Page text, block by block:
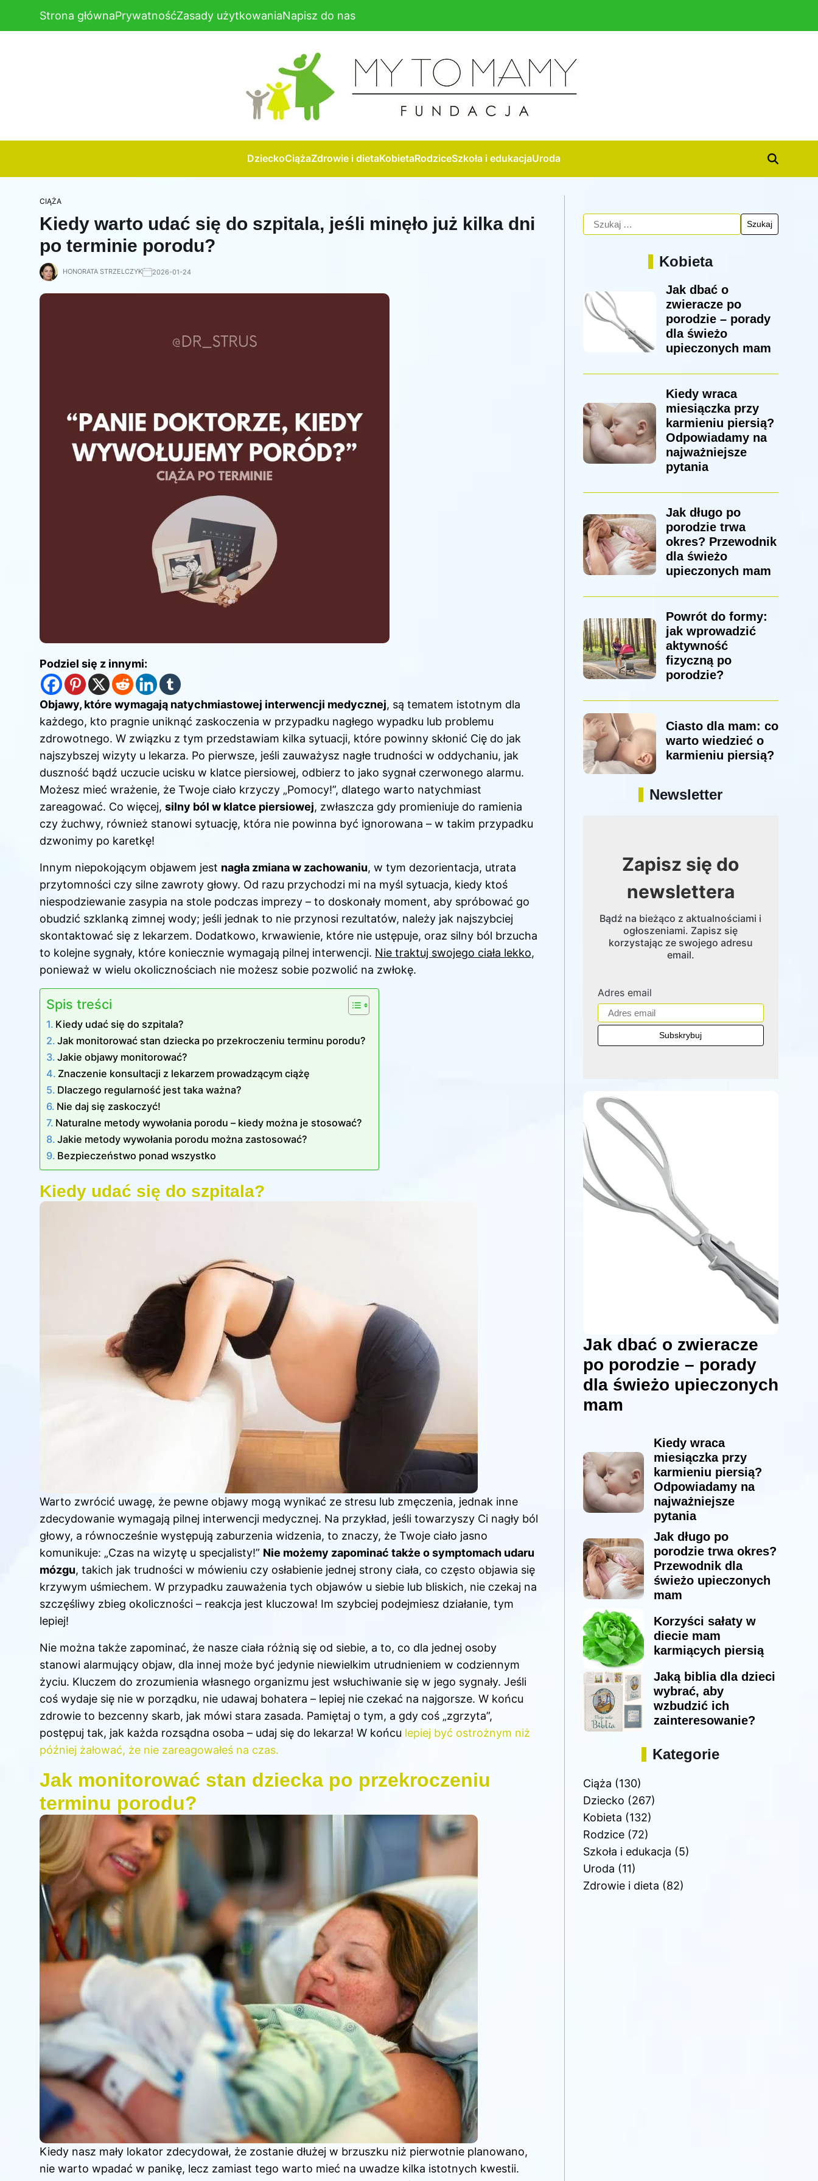
Strona głównaPrywatnośćZasady użytkowaniaNapisz do nas
DzieckoCiążaZdrowie i dietaKobietaRodziceSzkoła i edukacjaUroda
CIĄŻA
Kiedy warto udać się do szpitala, jeśli minęło już kilka dni
po terminie porodu?
HONORATA STRZELCZYK 2026-01-24
Podziel się z innymi:
Objawy, które wymagają natychmiastowej interwencji medycznej, są tematem istotnym dla
każdego, kto pragnie uniknąć zaskoczenia w przypadku nagłego wypadku lub problemu
zdrowotnego. W związku z tym przedstawiam kilka sytuacji, które powinny skłonić Cię do jak
najszybszej wizyty u lekarza. Po pierwsze, jeśli zauważysz nagłe trudności w oddychaniu, jak
duszność bądź uczucie ucisku w klatce piersiowej, odbierz to jako sygnał czerwonego alarmu.
Możesz mieć wrażenie, że Twoje ciało krzyczy „Pomocy!”, dlatego warto natychmiast
zareagować. Co więcej, silny ból w klatce piersiowej, zwłaszcza gdy promieniuje do ramienia
czy żuchwy, również stanowi sytuację, która nie powinna być ignorowana – w takim przypadku
dzwonimy po karetkę!
Innym niepokojącym objawem jest nagła zmiana w zachowaniu, w tym dezorientacja, utrata
przytomności czy silne zawroty głowy. Od razu przychodzi mi na myśl sytuacja, kiedy ktoś
niespodziewanie zasypia na stole podczas imprezy – to doskonały moment, aby spróbować go
obudzić szklanką zimnej wody; jeśli jednak to nie przynosi rezultatów, należy jak najszybciej
skontaktować się z lekarzem. Dodatkowo, krwawienie, które nie ustępuje, oraz silny ból brzucha
to kolejne sygnały, które koniecznie wymagają pilnej interwencji. Nie traktuj swojego ciała lekko,
ponieważ w wielu okolicznościach nie możesz sobie pozwolić na zwłokę.
Spis treści
Kiedy udać się do szpitala?
Jak monitorować stan dziecka po przekroczeniu terminu porodu?
Jakie objawy monitorować?
Znaczenie konsultacji z lekarzem prowadzącym ciążę
Dlaczego regularność jest taka ważna?
Nie daj się zaskoczyć!
Naturalne metody wywołania porodu – kiedy można je stosować?
Jakie metody wywołania porodu można zastosować?
Bezpieczeństwo ponad wszystko
Kiedy udać się do szpitala?
Warto zwrócić uwagę, że pewne objawy mogą wynikać ze stresu lub zmęczenia, jednak inne
zdecydowanie wymagają pilnej interwencji medycznej. Na przykład, jeśli towarzyszy Ci nagły ból
głowy, a równocześnie występują zaburzenia widzenia, to znaczy, że Twoje ciało jasno
komunikuje: „Czas na wizytę u specjalisty!” Nie możemy zapominać także o symptomach udaru
mózgu, takich jak trudności w mówieniu czy osłabienie jednej strony ciała, co często objawia się
krzywym uśmiechem. W przypadku zauważenia tych objawów u siebie lub bliskich, nie czekaj na
szczęśliwy zbieg okoliczności – reakcja jest kluczowa! Im szybciej podejmiesz działanie, tym
lepiej!
Nie można także zapominać, że nasze ciała różnią się od siebie, a to, co dla jednej osoby
stanowi alarmujący objaw, dla innej może być jedynie niewielkim utrudnieniem w codziennym
życiu. Kluczem do zrozumienia własnego organizmu jest wsłuchiwanie się w jego sygnały. Jeśli
coś wydaje się nie w porządku, nie udawaj bohatera – lepiej nie czekać na najgorsze. W końcu
zdrowie to bezcenny skarb, jak mówi stara zasada. Pamiętaj o tym, a gdy coś „zgrzyta”,
postępuj tak, jak każda rozsądna osoba – udaj się do lekarza! W końcu lepiej być ostrożnym niż
później żałować, że nie zareagowałeś na czas.
Jak monitorować stan dziecka po przekroczeniu
terminu porodu?
Kiedy nasz mały lokator zdecydował, że zostanie dłużej w brzuszku niż pierwotnie planowano,
nie warto wpadać w panikę, lecz zamiast tego warto mieć na uwadze kilka istotnych kwestii.
Kobieta
Jak dbać o
zwieracze po
porodzie – porady
dla świeżo
upieczonych mam
Kiedy wraca
miesiączka przy
karmieniu piersią?
Odpowiadamy na
najważniejsze
pytania
Jak długo po
porodzie trwa
okres? Przewodnik
dla świeżo
upieczonych mam
Powrót do formy:
jak wprowadzić
aktywność
fizyczną po
porodzie?
Ciasto dla mam: co
warto wiedzieć o
karmieniu piersią?
Newsletter
Zapisz się do
newslettera
Bądź na bieżąco z aktualnościami i
ogłoszeniami. Zapisz się
korzystając ze swojego adresu
email.
Adres email
Jak dbać o zwieracze
po porodzie – porady
dla świeżo upieczonych
mam
Kiedy wraca
miesiączka przy
karmieniu piersią?
Odpowiadamy na
najważniejsze
pytania
Jak długo po
porodzie trwa okres?
Przewodnik dla
świeżo upieczonych
mam
Korzyści sałaty w
diecie mam
karmiących piersią
Jaką biblia dla dzieci
wybrać, aby
wzbudzić ich
zainteresowanie?
Kategorie
Ciąża (130)
Dziecko (267)
Kobieta (132)
Rodzice(72)
Szkoła i edukacja (5)
Uroda (11)
Zdrowie i dieta (82)